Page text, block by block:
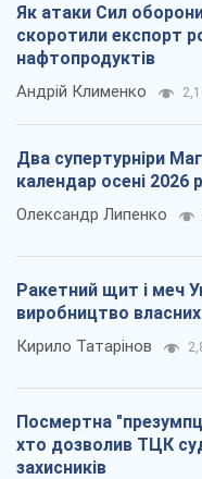
Як атаки Сил
скоротили експорт
нафтопродуктів
Андрій Клименко 2,1
Два супертурніри
календар осені 2026
Олександр Липенко
Ракетний щит і меч
виробництво
Кирило Татарінов
Посмертна
хто дозволив ТЦК
захисників